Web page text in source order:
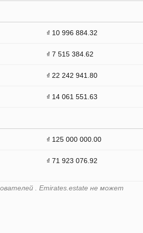
₫ 10 996 884.32
₫ 7 515 384.62
₫ 22 242 941.80
₫ 14 061 551.63
₫ 125 000 000.00
₫ 71 923 076.92
. Emirates.estate не может